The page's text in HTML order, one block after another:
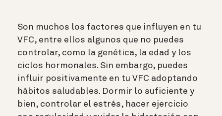
Son muchos los factores que influyen en tu
VFC, entre ellos algunos que no puedes
controlar, como la genética, la edad y los
ciclos hormonales. Sin embargo, puedes
influir positivamente en tu VFC adoptando
hábitos saludables. Dormir lo suficiente y
bien, controlar el estrés, hacer ejercicio